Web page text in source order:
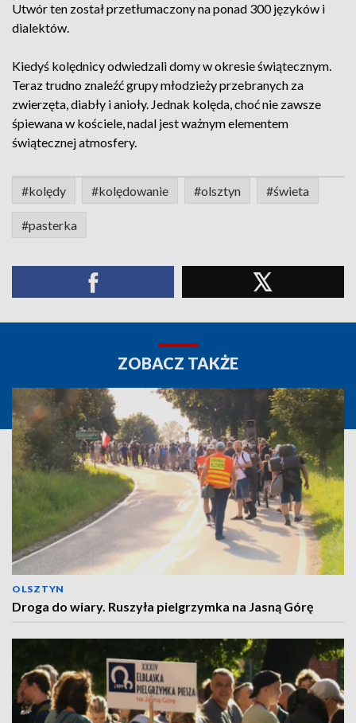
Utwór ten został przetłumaczony na ponad 300 języków i
dialektów.
Kiedyś kolędnicy odwiedzali domy w okresie świątecznym.
Teraz trudno znaleźć grupy młodzieży przebranych za
zwierzęta, diabły i anioły. Jednak kolęda, choć nie zawsze
śpiewana w kościele, nadal jest ważnym elementem
świątecznej atmosfery.
#kolędy #kolędowanie #olsztyn #świeta
#pasterka
ZOBACZ TAKŻE
OLSZTYN
Droga do wiary. Ruszyła pielgrzymka na Jasną Górę